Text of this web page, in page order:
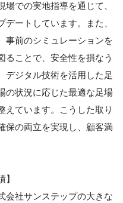
での実地指導を通じて、
ートしています。また、
事前のシミュレーションを
ることで、安全性を損なう
デジタル技術を活用した足
の状況に応じた最適な足場
えています。こうした取り
保の両立を実現し、顧客満
会社サンステップの大きな